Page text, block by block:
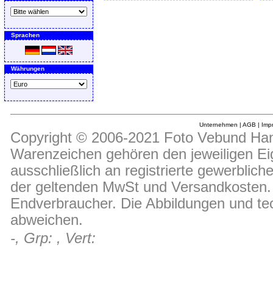
Sprachen
Währungen
Unternehmen | AGB |
Copyright © 2006-2021 Foto Vebund
Warenzeichen gehören den jeweiligen
ausschließlich an registrierte
der geltenden MwSt und
Endverbraucher. Die Abbildungen und
abweichen.
-, Grp: , Vert: